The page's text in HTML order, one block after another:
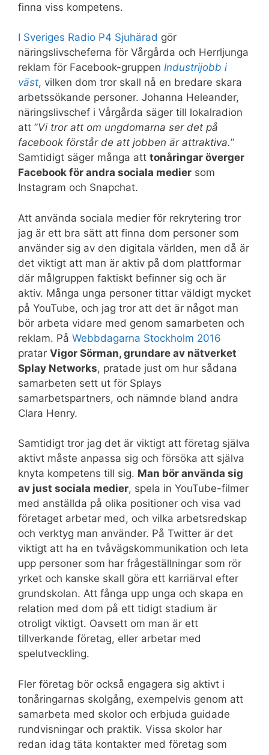
finna viss kompetens.
I Sveriges Radio P4 Sjuhärad gör
näringslivscheferna för Vårgårda och Herrljunga
reklam för Facebook-gruppen Industrijobb i
väst, vilken dom tror skall nå en bredare skara
arbetssökande personer. Johanna Heleander,
näringslivschef i Vårgårda säger till lokalradion
att ”Vi tror att om ungdomarna ser det på
facebook förstår de att jobben är attraktiva.”
Samtidigt säger många att tonåringar överger
Facebook för andra sociala medier som
Instagram och Snapchat.
Att använda sociala medier för rekrytering tror
jag är ett bra sätt att finna dom personer som
använder sig av den digitala världen, men då är
det viktigt att man är aktiv på dom plattformar
där målgruppen faktiskt befinner sig och är
aktiv. Många unga personer tittar väldigt mycket
på YouTube, och jag tror att det är något man
bör arbeta vidare med genom samarbeten och
reklam. På Webbdagarna Stockholm 2016
pratar Vigor Sörman, grundare av nätverket
Splay Networks, pratade just om hur sådana
samarbeten sett ut för Splays
samarbetspartners, och nämnde bland andra
Clara Henry.
Samtidigt tror jag det är viktigt att företag själva
aktivt måste anpassa sig och försöka att själva
knyta kompetens till sig. Man bör använda sig
av just sociala medier, spela in YouTube-filmer
med anställda på olika positioner och visa vad
företaget arbetar med, och vilka arbetsredskap
och verktyg man använder. På Twitter är det
viktigt att ha en tvåvägskommunikation och leta
upp personer som har frågeställningar som rör
yrket och kanske skall göra ett karriärval efter
grundskolan. Att fånga upp unga och skapa en
relation med dom på ett tidigt stadium är
otroligt viktigt. Oavsett om man är ett
tillverkande företag, eller arbetar med
spelutveckling.
Fler företag bör också engagera sig aktivt i
tonåringarnas skolgång, exempelvis genom att
samarbeta med skolor och erbjuda guidade
rundvisningar och praktik. Vissa skolor har
redan idag täta kontakter med företag som